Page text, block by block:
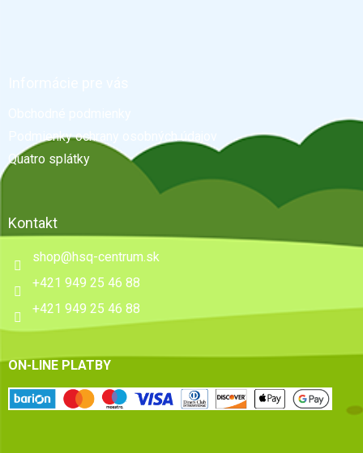
Podmienky ochrany osobných údajov
Quatro splátky
Kontakt
shop@hsq-centrum.sk
+421 949 25 46 88
+421 949 25 46 88
ON-LINE PLATBY